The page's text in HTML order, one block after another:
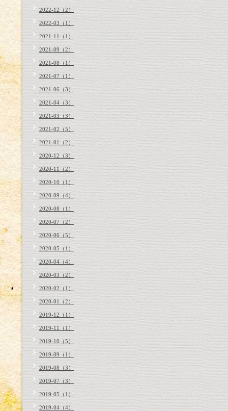
2022-12（2）
2022-03（1）
2021-11（1）
2021-09（2）
2021-08（1）
2021-07（1）
2021-06（3）
2021-04（3）
2021-03（3）
2021-02（5）
2021-01（2）
2020-12（3）
2020-11（2）
2020-10（1）
2020-09（4）
2020-08（1）
2020-07（2）
2020-06（5）
2020-05（1）
2020-04（4）
2020-03（2）
2020-02（1）
2020-01（2）
2019-12（1）
2019-11（1）
2019-10（5）
2019-09（1）
2019-08（3）
2019-07（3）
2019-05（1）
2019-04（4）